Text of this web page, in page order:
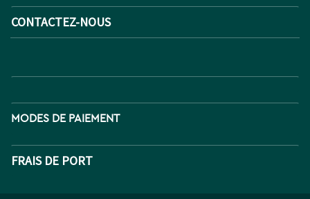
CONTACTEZ-NOUS
MODES DE PAIEMENT
FRAIS DE PORT